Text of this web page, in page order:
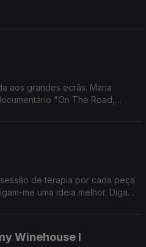
aos grandes ecrãs. Maria
"On The Road,
de terapia por cada peça
me uma ideia melhor. Diga-
Winehouse I